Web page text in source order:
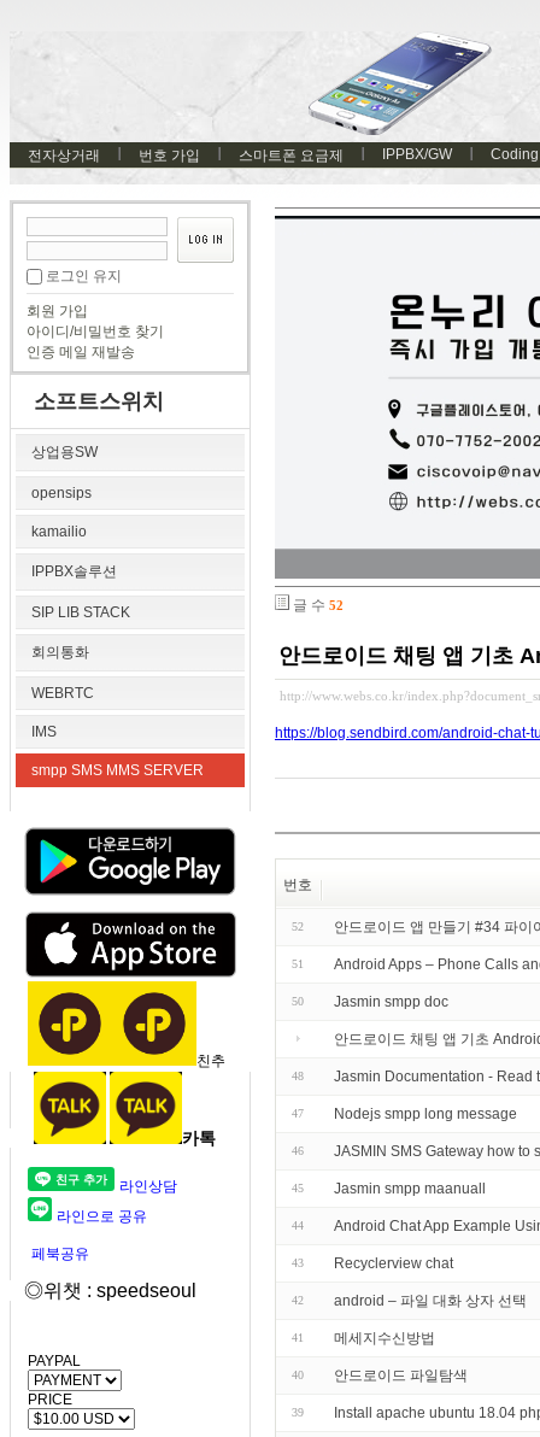
전자상거래 번호 가입 스마트폰 요금제 IPPBX/GW Coding
로그인 유지
회원 가입
아이디/비밀번호 찾기
인증 메일 재발송
소프트스위치
상업용SW
opensips
kamailio
IPPBX솔루션
SIP LIB STACK
회의통화
WEBRTC
IMS
smpp SMS MMS SERVER
친추
카톡
라인상담
라인으로 공유
페북공유
◎위챗 : speedseoul
PAYPAL
PRICE
글 수 52
안드로이드 채팅 앱 기초
http://www.webs.co.kr/
https://blog.sendbird.com/android-
번호
52 안드로이드 앱 만들기 #34 파
51 Android Apps – Phone Calls
50 Jasmin smpp doc
안드로이드 채팅 앱 기초
48 Jasmin Documentation - Read
47 Nodejs smpp long message
46 JASMIN SMS Gateway how to
45 Jasmin smpp maanuall
44 Android Chat App Example
43 Recyclerview chat
42 android – 파일 대화 상자 선택
41 메세지수신방법
40 안드로이드 파일탐색
39 Install apache ubuntu 18.04